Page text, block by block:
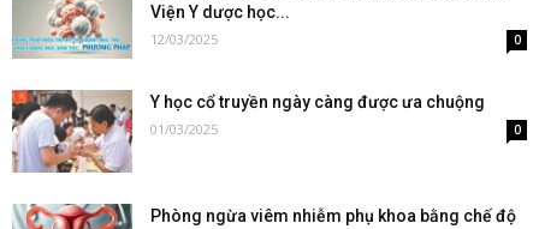
Viện Y dược học...
12/03/2025 0
Y học cổ truyền ngày càng được ưa chuộng
01/03/2025 0
Phòng ngừa viêm nhiễm phụ khoa bằng chế độ